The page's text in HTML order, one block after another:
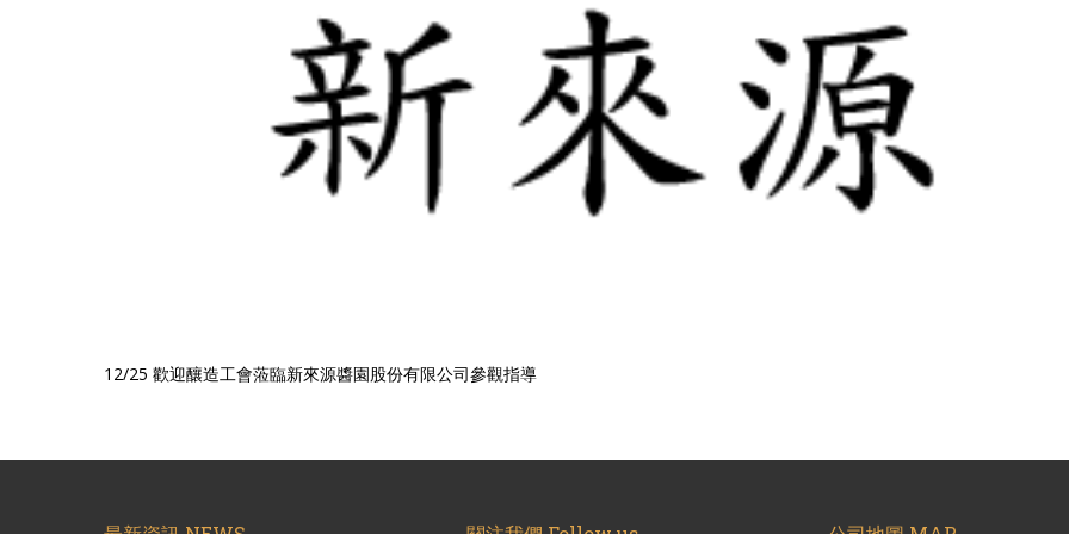
12/25 歡迎釀造工會蒞臨新來源醬園股份有限公司參觀指導